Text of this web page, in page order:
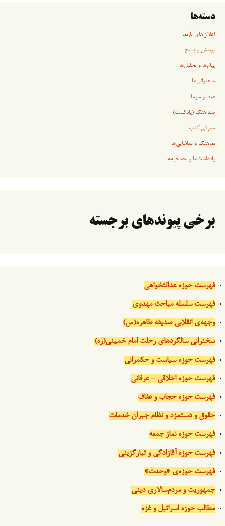
دسته‌ها
اعلان‌های تارنما
پرسش و پاسخ
پیام‌ها و تحلیل‌ها
سخنرانی‏‏‌ها
صدا و سیما
صداهنگ (پادکست)
معرفی کتاب
نماهنگ و تماشایی‌ها
یادداشت‌ها و مصاحبه‌ها
برخی پیوندهای برجسته
فهرست حوزه عدالتخواهی
فهرست سلسله مباحث مهدوی
وجهه‌ی انقلابی صدیقه طاهره(س)
سخنرانی سالگردهای رحلت امام خمینی(ره)
فهرست حوزه سیاست و حکمرانی
فهرست حوزه اخلاقی – عرفانی
فهرست حوزه حجاب و عفاف
حقوق و دستمزد و نظام جبران خدمات
فهرست حوزه نماز جمعه
فهرست حوزه آقازادگی و تبارگزینی
فهرست حوزه‌ی «وحدت»
جمهوریت و مردم‌سالاری دینی
مطالب حوزه اسرائیل و غزه